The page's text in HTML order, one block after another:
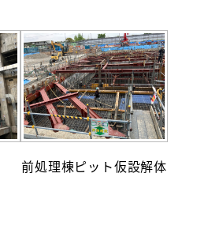
前処理棟ピット仮設解体